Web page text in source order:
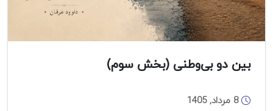
بین دو بی‌وطنی (بخش سوم)
8 مرداد, 1405